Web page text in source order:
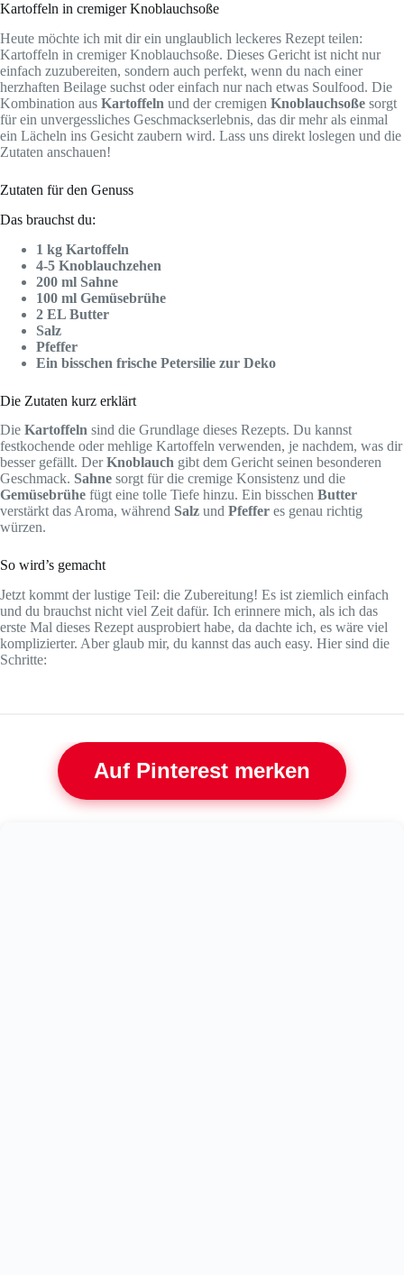
Kartoffeln in cremiger Knoblauchsoße
Heute möchte ich mit dir ein unglaublich leckeres Rezept teilen:
Kartoffeln in cremiger Knoblauchsoße. Dieses Gericht ist nicht nur
einfach zuzubereiten, sondern auch perfekt, wenn du nach einer
herzhaften Beilage suchst oder einfach nur nach etwas Soulfood. Die
Kombination aus Kartoffeln und der cremigen Knoblauchsoße sorgt
für ein unvergessliches Geschmackserlebnis, das dir mehr als einmal
ein Lächeln ins Gesicht zaubern wird. Lass uns direkt loslegen und die
Zutaten anschauen!
Zutaten für den Genuss
Das brauchst du:
1 kg Kartoffeln
4-5 Knoblauchzehen
200 ml Sahne
100 ml Gemüsebrühe
2 EL Butter
Salz
Pfeffer
Ein bisschen frische Petersilie zur Deko
Die Zutaten kurz erklärt
Die Kartoffeln sind die Grundlage dieses Rezepts. Du kannst
festkochende oder mehlige Kartoffeln verwenden, je nachdem, was dir
besser gefällt. DerKnoblauch gibt dem Gericht seinen besonderen
Geschmack. Sahne sorgt für die cremige Konsistenz und die
Gemüsebrühe fügt eine tolle Tiefe hinzu. Ein bisschen Butter
verstärkt das Aroma, während Salz und Pfeffer es genau richtig
würzen.
So wird’s gemacht
Jetzt kommt der lustige Teil: die Zubereitung! Es ist ziemlich einfach
und du brauchst nicht viel Zeit dafür. Ich erinnere mich, als ich das
erste Mal dieses Rezept ausprobiert habe, da dachte ich, es wäre viel
komplizierter. Aber glaub mir, du kannst das auch easy. Hier sind die
Schritte:
Auf Pinterest merken